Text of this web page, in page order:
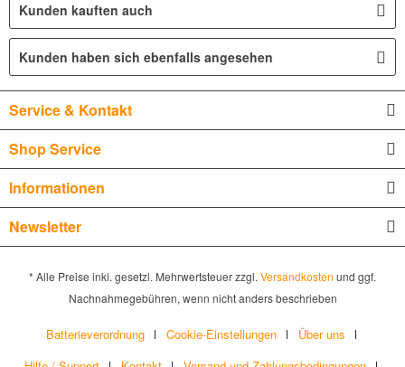
Kunden kauften auch
Kunden haben sich ebenfalls angesehen
Service & Kontakt
Shop Service
Informationen
Newsletter
* Alle Preise inkl. gesetzl. Mehrwertsteuer zzgl. Versandkosten und ggf.
Nachnahmegebühren, wenn nicht anders beschrieben
Batterieverordnung Cookie-Einstellungen
Über uns